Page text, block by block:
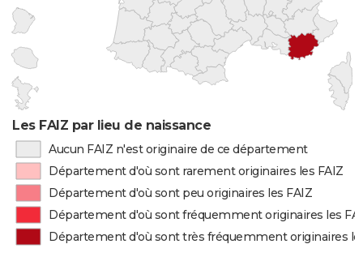
Les FAIZ par lieu de naissance
Aucun FAIZ n'est originaire de ce département
Département d'où sont rarement originaires les FAIZ
Département d'où sont peu originaires les FAIZ
Département d'où sont fréquemment originaires les
Département d'où sont très fréquemment originaires